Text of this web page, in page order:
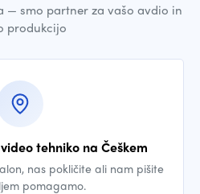
— smo partner za vašo avdio in
produkcijo
tehniko na Češkem
nas pokličite ali nam pišite
pomagamo.